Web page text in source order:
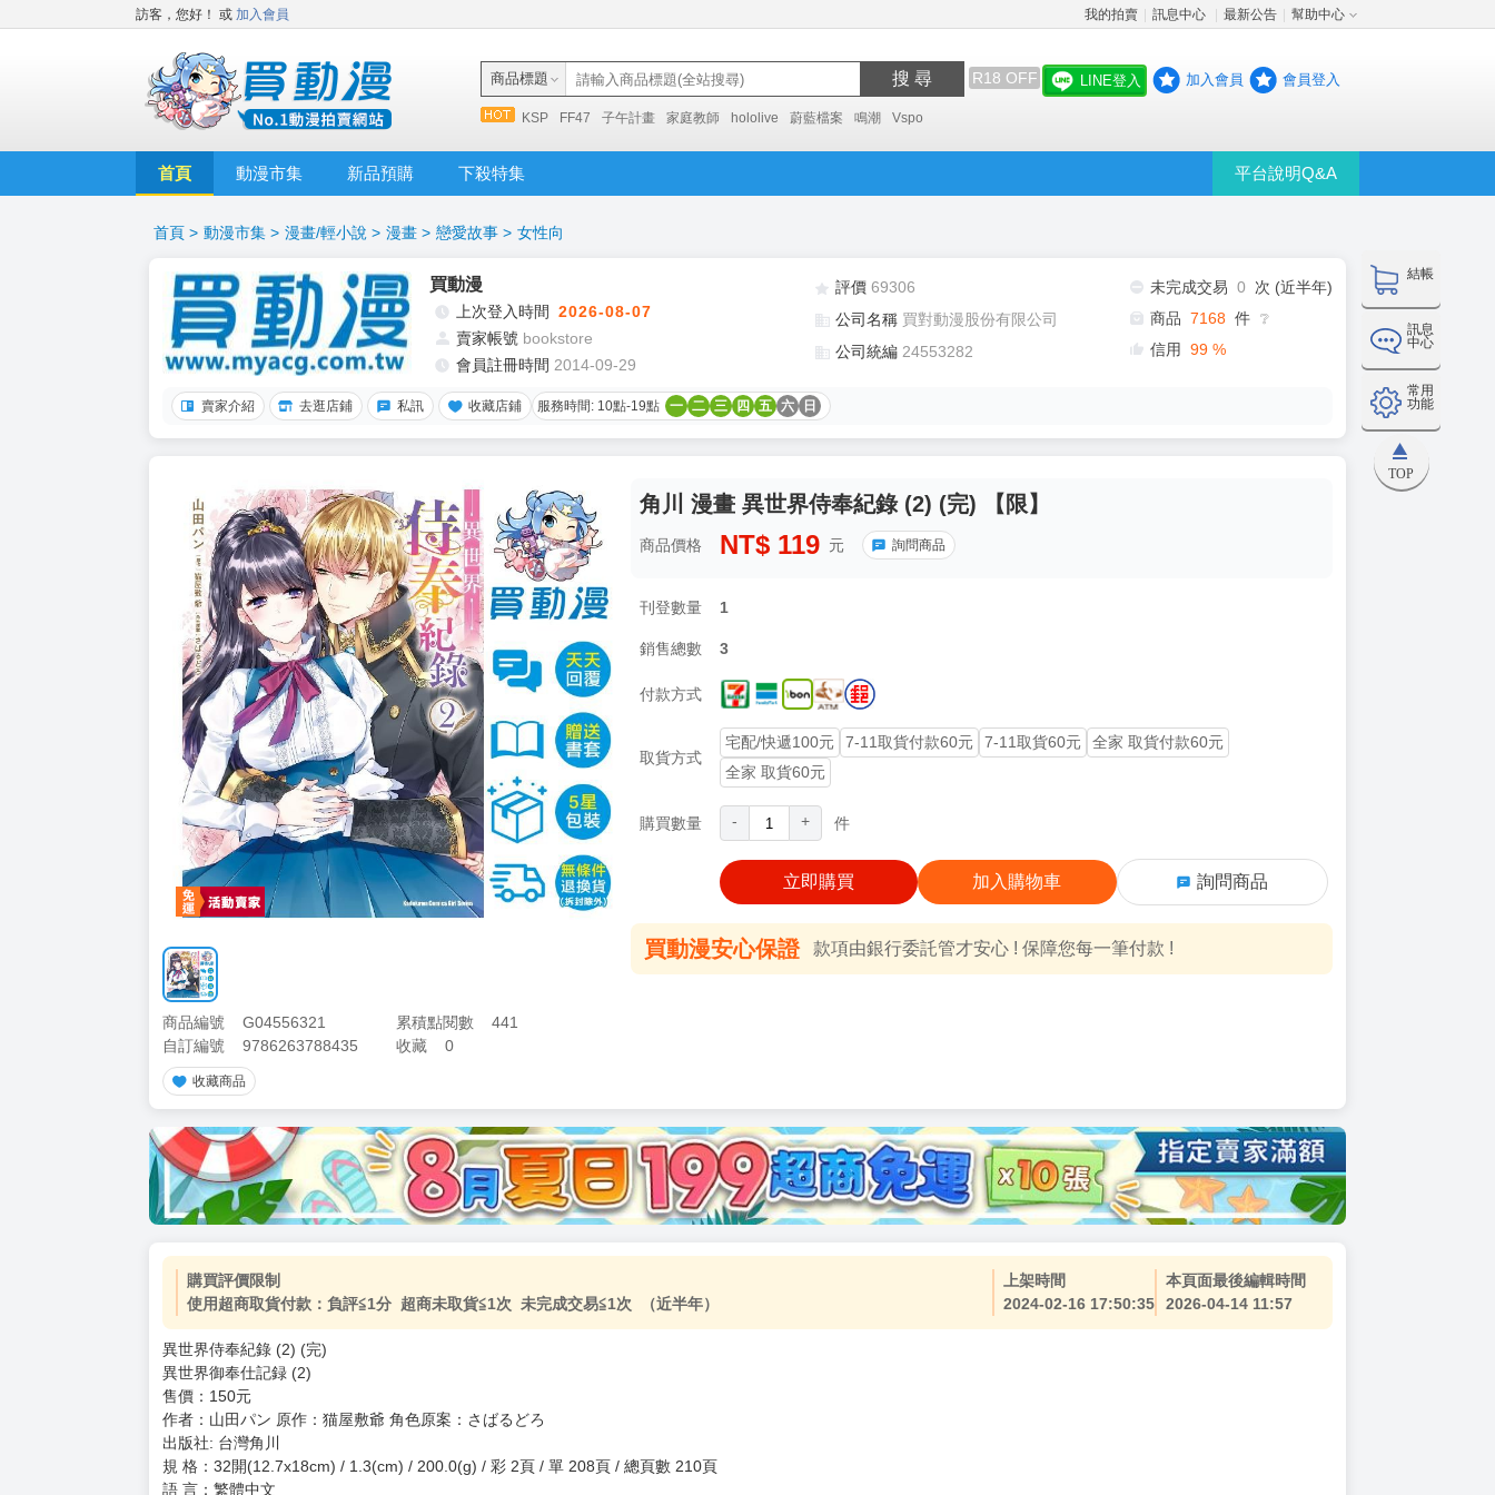
訪客，您好！ 或 加入會員 我的拍賣 訊息中心 最新公告 幫助中心
商品標題 搜 尋 R18 OFF
KSP FF47 子午計畫 家庭教師 hololive 蔚藍檔案 鳴潮 Vspo
LINE登入 加入會員 會員登入
首頁 動漫市集 新品預購 下殺特集 平台說明Q&A
結帳
訊息
中心
常用
功能
TOP
首頁 > 動漫市集 > 漫畫/輕小說 > 漫畫 > 戀愛故事 > 女性向
買動漫
上次登入時間 2026-08-07
賣家帳號 bookstore
會員註冊時間 2014-09-29
評價 69306
公司名稱 買對動漫股份有限公司
公司統編 24553282
未完成交易 0
次 (近半年)
商品 7168 件 ❔
信用 99 %
賣家介紹 去逛店鋪 私訊 收藏店鋪 服務時間: 10點-19點 一 二 三 四 五 六 日
商品編號 G04556321 累積點閱數
441
自訂編號
9786263788435 收藏 0
收藏商品
角川 漫畫 異世界侍奉紀錄 (2) (完) 【限】
商品價格 NT$ 119 元 詢問商品
刊登數量 1
銷售總數 3
付款方式
取貨方式
宅配/快遞100元 7-11取貨付款60元 7-11取貨60元
全家 取貨付款60元
全家 取貨60元
購買數量 - + 件
立即購買 加入購物車 詢問商品
買動漫安心保證 款項由銀行委託管才安心 ! 保障您每一筆付款 !
加價購 ( 共
(加購品) 買動漫★《$15元-加固紙箱包裝》